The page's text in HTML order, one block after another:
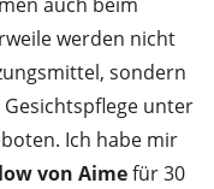
werden nicht
sondern
unter
Ich habe mir
von Aimefür 30